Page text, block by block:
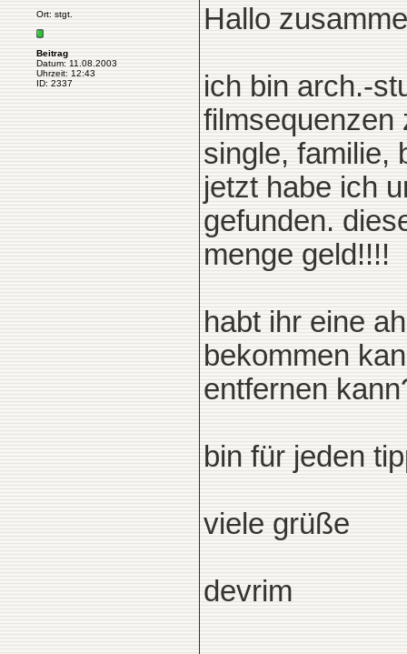
Ort: stgt.
Beitrag
Datum: 11.08.2003
Uhrzeit: 12:43
ID: 2337
Hallo
ich bin arch.-
filmsequenzen
single, familie,
jetzt habe ich
gefunden.
menge geld!!!!
habt ihr eine
bekommen
entfernen
bin für jeden
viele grüße
devrim